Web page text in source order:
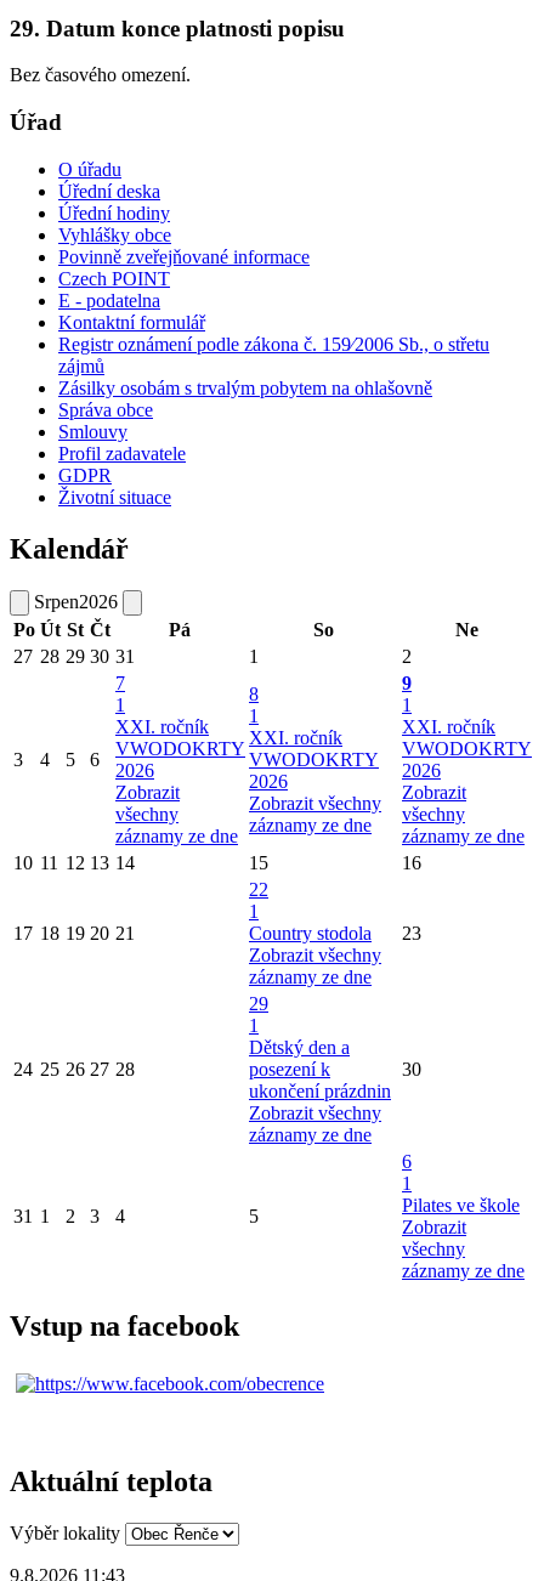
29. Datum konce platnosti popisu
Bez časového omezení.
Úřad
O úřadu
Úřední deska
Úřední hodiny
Vyhlášky obce
Povinně zveřejňované informace
Czech POINT
E - podatelna
Kontaktní formulář
Registr oznámení podle zákona č. 159⁄2006 Sb., o střetu
zájmů
Zásilky osobám s trvalým pobytem na ohlašovně
Správa obce
Smlouvy
Profil zadavatele
GDPR
Životní situace
Kalendář
Srpen2026
Po Út St Čt Pá So
Ne
27 28 29 30 31 1 2
3 4 5 6
7
1
XXI. ročník
VWODOKRTY
2026
Zobrazit
všechny
záznamy ze dne
8
1
XXI. ročník
VWODOKRTY
2026
Zobrazit všechny
záznamy ze dne
9
1
XXI. ročník
VWODOKRTY
2026
Zobrazit
všechny
záznamy ze dne
10 11 12 13 14 15 16
17 18 19 20 21
22
1
Country stodola
Zobrazit všechny
záznamy ze dne
23
24 25 26 27 28
29
1
Dětský den a
posezení k
ukončení prázdnin
Zobrazit všechny
záznamy ze dne
30
31 1 2 3 4 5
6
1
Pilates ve škole
Zobrazit
všechny
záznamy ze dne
Vstup na facebook
Aktuální teplota
Výběr lokality
9.8.2026 11:43